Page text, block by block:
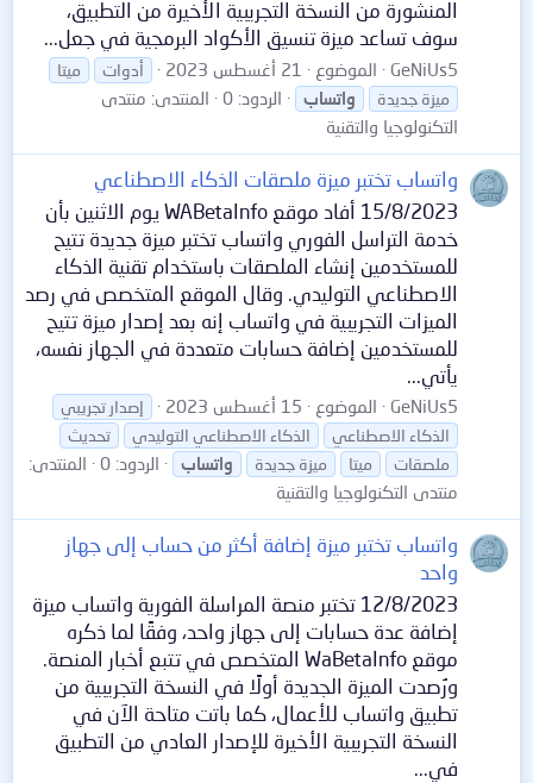
المنشورة من النسخة التجريبية الأخيرة من التطبيق،
سوف تساعد ميزة تنسيق الأكواد البرمجية في جعل...
GeNiUs5 الموضوع 21 أغسطس 2023 أدوات
ميتا
ميزة جديدة
واتساب الردود: 0 المنتدى: منتدى
التكنولوجيا والتقنية
واتساب تختبر ميزة ملصقات الذكاء الاصطناعي
15/8/2023 أفاد موقع WABetaInfo يوم الاثنين بأن
خدمة التراسل الفوري واتساب تختبر ميزة جديدة تتيح
للمستخدمين إنشاء الملصقات باستخدام تقنية الذكاء
الاصطناعي التوليدي. وقال الموقع المتخصص في رصد
الميزات التجريبية في واتساب إنه بعد إصدار ميزة تتيح
للمستخدمين إضافة حسابات متعددة في الجهاز نفسه،
يأتي...
GeNiUs5 الموضوع 15 أغسطس 2023
إصدار تجريبي
الذكاء الاصطناعي
الذكاء الاصطناعي التوليدي
تحديث
ملصقات
ميتا ميزة جديدة واتساب الردود: 0
المنتدى:
منتدى التكنولوجيا والتقنية
واتساب تختبر ميزة إضافة أكثر من حساب إلى جهاز
واحد
12/8/2023 تختبر منصة المراسلة الفورية واتساب ميزة
إضافة عدة حسابات إلى جهاز واحد، وفقًا لما ذكره
موقع WaBetaInfo المتخصص في تتبع أخبار المنصة.
ورُصدت الميزة الجديدة أولًا في النسخة التجريبية من
تطبيق واتساب للأعمال، كما باتت متاحة الآن في
النسخة التجريبية الأخيرة للإصدار العادي من التطبيق
في...